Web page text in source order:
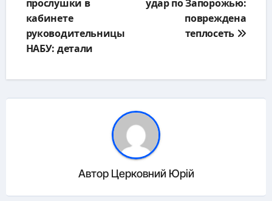
записям
прослушки в
кабинете
руководительницы
НАБУ: детали
удар по Запорожью:
повреждена
теплосеть
Автор Церковний Юрій